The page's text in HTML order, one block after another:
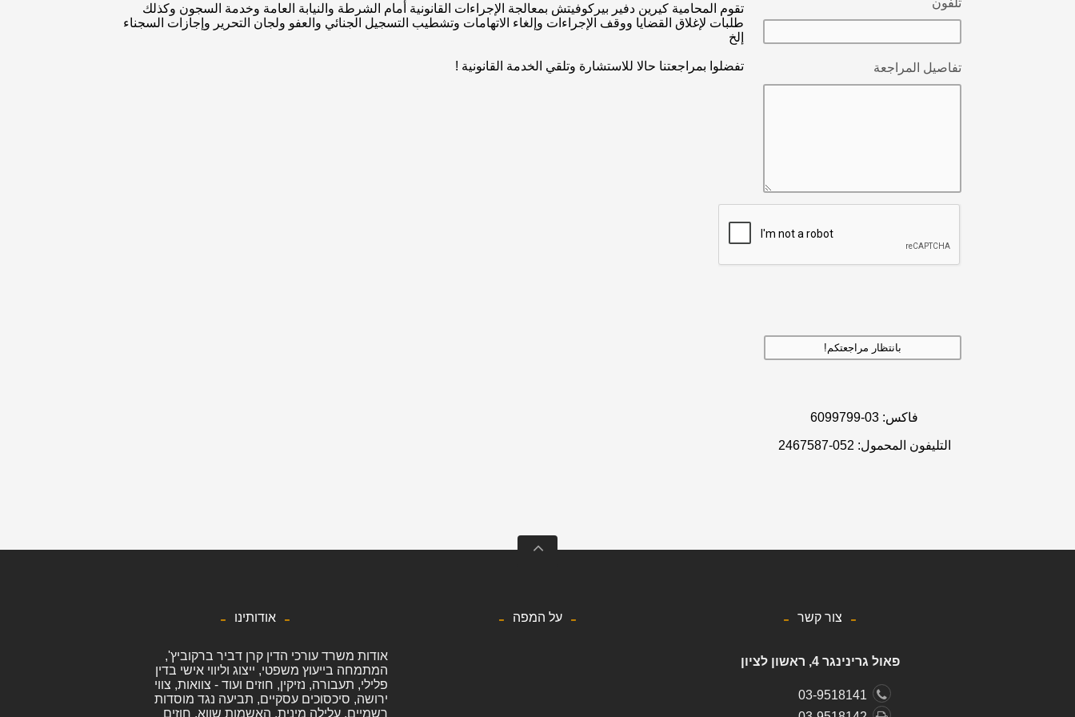
تقوم المحامية كيرين دفير بيركوفيتش بمعالجة الإجراءات القانونية أمام الشرطة والنيابة العامة وخدمة السجون وكذلك
طلبات لإغلاق القضايا ووقف الإجراءات وإلغاء الاتهامات وتشطيب التسجيل الجنائي والعفو ولجان التحرير وإجازات السجناء
إلخ
تفضلوا بمراجعتنا حالا للاستشارة وتلقي الخدمة القانونية !
تلفون
تفاصيل المراجعة
فاكس: 03-6099799
التليفون المحمول: 052-2467587
אודותינו
אודות משרד עורכי הדין קרן דביר ברקוביץ',
המתמחה בייעוץ משפטי, ייצוג וליווי אישי בדין
פלילי, תעבורה, נזיקין, חוזים ועוד - צוואות, צווי
ירושה, סיכסוכים עסקיים, תביעה נגד מוסדות
רשמיים, עלילה מינית, האשמות שווא, חוזים
על המפה צור קשר
פאול גרינינגר 4, ראשון לציון
03-9518141